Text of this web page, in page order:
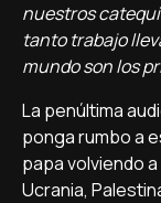
nuestros
tanto trabajo
mundo son los
La penúltima
ponga rumbo a
papa volviendo
Ucrania,